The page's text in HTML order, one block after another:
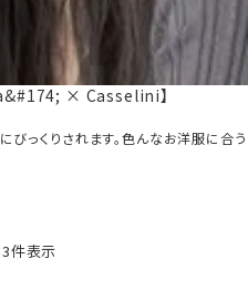
× Casselini】
びっくりされます。色んなお洋服に合う
3件表示